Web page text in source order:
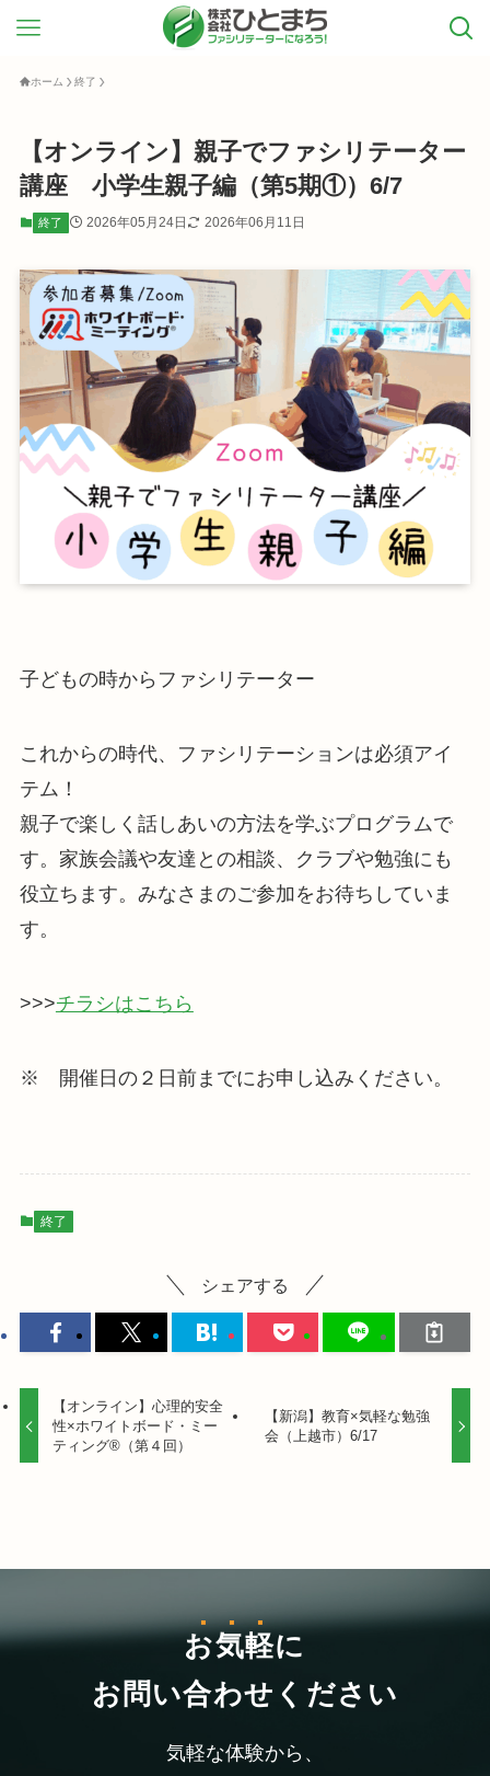
ホーム 終了
【オンライン】親子でファシリテーター
講座 小学生親子編（第5期①）6/7
終了 2026年05月24日 2026年06月11日
子どもの時からファシリテーター
これからの時代、ファシリテーションは必須アイ
テム！
親子で楽しく話しあいの方法を学ぶプログラムで
す。家族会議や友達との相談、クラブや勉強にも
役立ちます。みなさまのご参加をお待ちしていま
す。
>>>チラシはこちら
※ 開催日の２日前までにお申し込みください。
終了
シェアする
【オンライン】心理的安全
性×ホワイトボード・ミー
ティング®（第４回）
【新潟】教育×気軽な勉強
会（上越市）6/17
お気軽に
お問い合わせください
気軽な体験から、